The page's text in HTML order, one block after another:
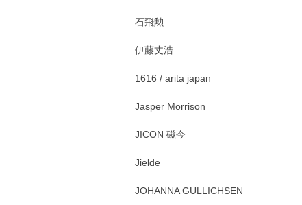
石飛勲
伊藤丈浩
1616 / arita japan
Jasper Morrison
JICON 磁今
Jielde
JOHANNA GULLICHSEN